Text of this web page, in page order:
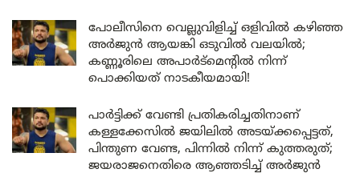
പോലീസിനെ വെല്ലുവിളിച്ച് ഒളിവിൽ കഴിഞ്ഞ
അർജുൻ ആയങ്കി ഒടുവിൽ വലയിൽ;
കണ്ണൂരിലെ അപാർട്മെന്റിൽ നിന്ന്
പൊക്കിയത് നാടകീയമായി!
പാർട്ടിക്ക് വേണ്ടി പ്രതികരിച്ചതിനാണ്
കള്ളക്കേസിൽ ജയിലിൽ അടയ്ക്കപ്പെട്ടത്,
പിന്തുണ വേണ്ട, പിന്നിൽ നിന്ന് കുത്തരുത്;
ജയരാജനെതിരെ ആഞ്ഞടിച്ച് അർജുൻ